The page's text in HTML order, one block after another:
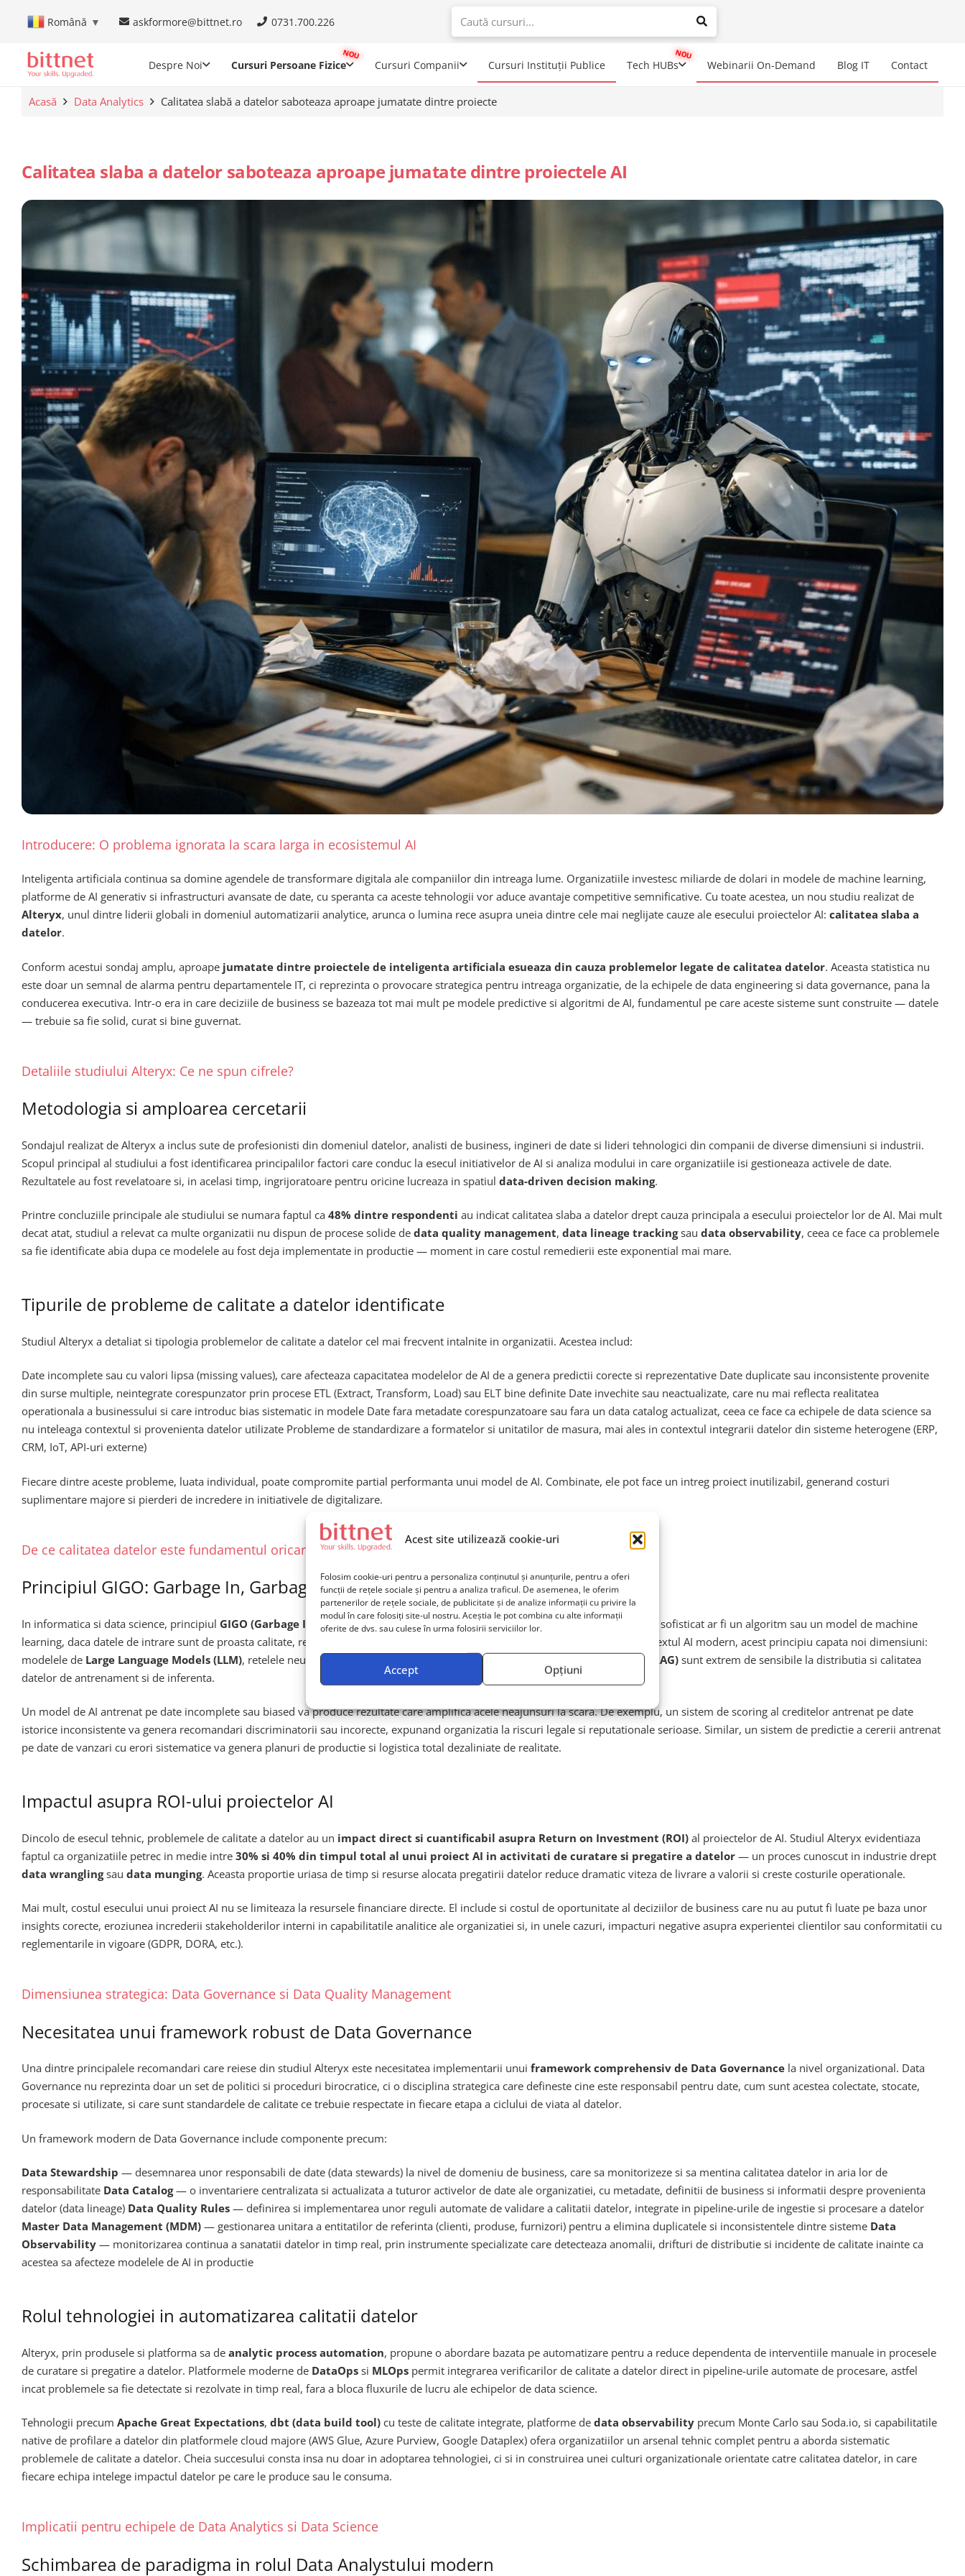
Acest site utilizează cookie-uri
Folosim cookie-uri pentru a personaliza conținutul și anunțurile, pentru a oferi
funcții de rețele sociale și pentru a analiza traficul. De asemenea, le oferim
partenerilor de rețele sociale, de publicitate și de analize informații cu privire la
modul în care folosiți site-ul nostru. Aceștia le pot combina cu alte informații
oferite de dvs. sau culese în urma folosirii serviciilor lor.
Accept Opțiuni
Română ▼ askformore@bittnet.ro 0731.700.226
When autocomplete results are available use up and down arrows to
Despre Noi Cursuri Persoane Fizice Cursuri Companii Cursuri Instituții Publice Tech HUBs Webinarii On-Demand Blog IT Contact
Acasă Data Analytics Calitatea slabă a datelor saboteaza aproape jumatate dintre proiecte
Calitatea slaba a datelor saboteaza aproape jumatate dintre proiectele AI
Introducere: O problema ignorata la scara larga in ecosistemul AI
Inteligenta artificiala continua sa domine agendele de transformare digitala ale companiilor din intreaga lume. Organizatiile investesc miliarde de dolari in modele de machine learning,
platforme de AI generativ si infrastructuri avansate de date, cu speranta ca aceste tehnologii vor aduce avantaje competitive semnificative. Cu toate acestea, un nou studiu realizat de
Alteryx, unul dintre liderii globali in domeniul automatizarii analytice, arunca o lumina rece asupra uneia dintre cele mai neglijate cauze ale esecului proiectelor AI: calitatea slaba a
datelor.
Conform acestui sondaj amplu, aproape jumatate dintre proiectele de inteligenta artificiala esueaza din cauza problemelor legate de calitatea datelor. Aceasta statistica nu
este doar un semnal de alarma pentru departamentele IT, ci reprezinta o provocare strategica pentru intreaga organizatie, de la echipele de data engineering si data governance, pana la
conducerea executiva. Intr-o era in care deciziile de business se bazeaza tot mai mult pe modele predictive si algoritmi de AI, fundamentul pe care aceste sisteme sunt construite — datele
— trebuie sa fie solid, curat si bine guvernat.
Detaliile studiului Alteryx: Ce ne spun cifrele?
Metodologia si amploarea cercetarii
Sondajul realizat de Alteryx a inclus sute de profesionisti din domeniul datelor, analisti de business, ingineri de date si lideri tehnologici din companii de diverse dimensiuni si industrii.
Scopul principal al studiului a fost identificarea principalilor factori care conduc la esecul initiativelor de AI si analiza modului in care organizatiile isi gestioneaza activele de date.
Rezultatele au fost revelatoare si, in acelasi timp, ingrijoratoare pentru oricine lucreaza in spatiul data-driven decision making.
Printre concluziile principale ale studiului se numara faptul ca 48% dintre respondenti au indicat calitatea slaba a datelor drept cauza principala a esecului proiectelor lor de AI. Mai mult
decat atat, studiul a relevat ca multe organizatii nu dispun de procese solide de data quality management, data lineage trackingsau data observability, ceea ce face ca problemele
sa fie identificate abia dupa ce modelele au fost deja implementate in productie — moment in care costul remedierii este exponential mai mare.
Tipurile de probleme de calitate a datelor identificate
Studiul Alteryx a detaliat si tipologia problemelor de calitate a datelor cel mai frecvent intalnite in organizatii. Acestea includ:
Date incomplete sau cu valori lipsa (missing values), care afecteaza capacitatea modelelor de AI de a genera predictii corecte si reprezentative Date duplicate sau inconsistente provenite
din surse multiple, neintegrate corespunzator prin procese ETL (Extract, Transform, Load) sau ELT bine definite Date invechite sau neactualizate, care nu mai reflecta realitatea
operationala a businessului si care introduc bias sistematic in modele Date fara metadate corespunzatoare sau fara un data catalog actualizat, ceea ce face ca echipele de data science sa
nu inteleaga contextul si provenienta datelor utilizate Probleme de standardizare a formatelor si unitatilor de masura, mai ales in contextul integrarii datelor din sisteme heterogene (ERP,
CRM, IoT, API-uri externe)
Fiecare dintre aceste probleme, luata individual, poate compromite partial performanta unui model de AI. Combinate, ele pot face un intreg proiect inutilizabil, generand costuri
suplimentare majore si pierderi de incredere in initiativele de digitalizare.
De ce calitatea datelor este fundamentul oricarui proiect AI reusit
Principiul GIGO: Garbage In, Garbage Out
In informatica si data science, principiul GIGO (Garbage In, Garbage Out)este cunoscut de zeci de ani. El stipuleaza ca oricat de sofisticat ar fi un algoritm sau un model de machine
learning, daca datele de intrare sunt de proasta calitate, rezultatele obtinute vor fi la fel de nesigure sau chiar daunatoare. In contextul AI modern, acest principiu capata noi dimensiuni:
modelele de Large Language Models (LLM), retelele neuronale profunde si sistemele de Retrieval-Augmented Generation (RAG) sunt extrem de sensibile la distributia si calitatea
datelor de antrenament si de inferenta.
Un model de AI antrenat pe date incomplete sau biased va produce rezultate care amplifica acele neajunsuri la scara. De exemplu, un sistem de scoring al creditelor antrenat pe date
istorice inconsistente va genera recomandari discriminatorii sau incorecte, expunand organizatia la riscuri legale si reputationale serioase. Similar, un sistem de predictie a cererii antrenat
pe date de vanzari cu erori sistematice va genera planuri de productie si logistica total dezaliniate de realitate.
Impactul asupra ROI-ului proiectelor AI
Dincolo de esecul tehnic, problemele de calitate a datelor au un impact direct si cuantificabil asupra Return on Investment (ROI) al proiectelor de AI. Studiul Alteryx evidentiaza
faptul ca organizatiile petrec in medie intre 30% si 40% din timpul total al unui proiect AI in activitati de curatare si pregatire a datelor — un proces cunoscut in industrie drept
data wranglingsau data munging. Aceasta proportie uriasa de timp si resurse alocata pregatirii datelor reduce dramatic viteza de livrare a valorii si creste costurile operationale.
Mai mult, costul esecului unui proiect AI nu se limiteaza la resursele financiare directe. El include si costul de oportunitate al deciziilor de business care nu au putut fi luate pe baza unor
insights corecte, eroziunea increderii stakeholderilor interni in capabilitatile analitice ale organizatiei si, in unele cazuri, impacturi negative asupra experientei clientilor sau conformitatii cu
reglementarile in vigoare (GDPR, DORA, etc.).
Dimensiunea strategica: Data Governance si Data Quality Management
Necesitatea unui framework robust de Data Governance
Una dintre principalele recomandari care reiese din studiul Alteryx este necesitatea implementarii unui framework comprehensiv de Data Governance la nivel organizational. Data
Governance nu reprezinta doar un set de politici si proceduri birocratice, ci o disciplina strategica care defineste cine este responsabil pentru date, cum sunt acestea colectate, stocate,
procesate si utilizate, si care sunt standardele de calitate ce trebuie respectate in fiecare etapa a ciclului de viata al datelor.
Un framework modern de Data Governance include componente precum:
Data Stewardship — desemnarea unor responsabili de date (data stewards) la nivel de domeniu de business, care sa monitorizeze si sa mentina calitatea datelor in aria lor de
responsabilitate Data Catalog— o inventariere centralizata si actualizata a tuturor activelor de date ale organizatiei, cu metadate, definitii de business si informatii despre provenienta
datelor (data lineage) Data Quality Rules — definirea si implementarea unor reguli automate de validare a calitatii datelor, integrate in pipeline-urile de ingestie si procesare a datelor
Master Data Management (MDM) — gestionarea unitara a entitatilor de referinta (clienti, produse, furnizori) pentru a elimina duplicatele si inconsistentele dintre sisteme Data
Observability — monitorizarea continua a sanatatii datelor in timp real, prin instrumente specializate care detecteaza anomalii, drifturi de distributie si incidente de calitate inainte ca
acestea sa afecteze modelele de AI in productie
Rolul tehnologiei in automatizarea calitatii datelor
Alteryx, prin produsele si platforma sa de analytic process automation, propune o abordare bazata pe automatizare pentru a reduce dependenta de interventiile manuale in procesele
de curatare si pregatire a datelor. Platformele moderne de DataOps si MLOps permit integrarea verificarilor de calitate a datelor direct in pipeline-urile automate de procesare, astfel
incat problemele sa fie detectate si rezolvate in timp real, fara a bloca fluxurile de lucru ale echipelor de data science.
Tehnologii precum Apache Great Expectations, dbt (data build tool) cu teste de calitate integrate, platforme de data observability precum Monte Carlo sau Soda.io, si capabilitatile
native de profilare a datelor din platformele cloud majore (AWS Glue, Azure Purview, Google Dataplex) ofera organizatiilor un arsenal tehnic complet pentru a aborda sistematic
problemele de calitate a datelor. Cheia succesului consta insa nu doar in adoptarea tehnologiei, ci si in construirea unei culturi organizationale orientate catre calitatea datelor, in care
fiecare echipa intelege impactul datelor pe care le produce sau le consuma.
Implicatii pentru echipele de Data Analytics si Data Science
Schimbarea de paradigma in rolul Data Analystului modern